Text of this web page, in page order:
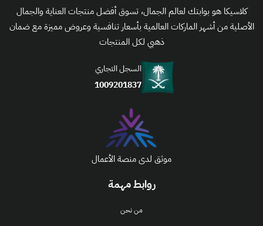
روابط مهمة
من نحن
كلاسيكا هو بوابتك لعالم الجمال، تسوق أفضل منتجات العناية والجمال
الأصلية من أشهر الماركات العالمية بأسعار تنافسية وعروض مميزة مع ضمان
ذهبي لكل المنتجات
السجل التجاري
1009201837
موثق لدى منصة الأعمال